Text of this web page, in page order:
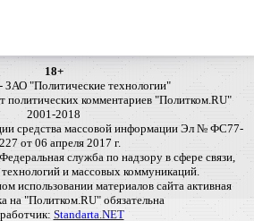
18+
ЗАО "Политические технологии"
комментариев "Политком.RU"
2001-2018
средства массовой информации Эл № ФС77-
от 06 апреля 2017 г.
служба по надзору в сфере связи,
и массовых коммуникаций.
использовании материалов сайта активная
на "Политком.RU" обязательна
Standarta.NET